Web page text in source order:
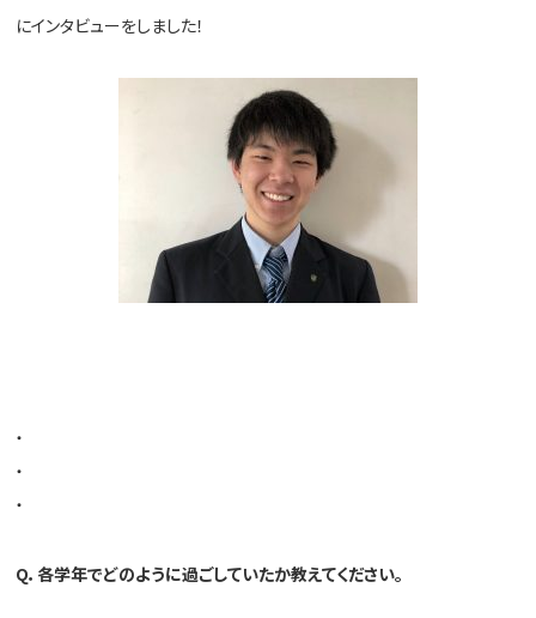
にインタビューをしました！
・
・
・
Q．各学年でどのように過ごしていたか教えてください。